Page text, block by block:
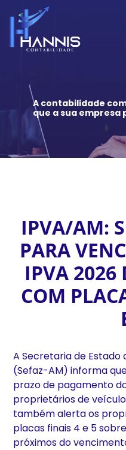
A contabilidade
que a sua empresa
IPVA/AM:
PARA
IPVA 2026
COM
A Secretaria de Estado
(Sefaz-AM) informa
prazo de pagamento
proprietários de
também alerta os
placas finais 4 e 5
próximos do